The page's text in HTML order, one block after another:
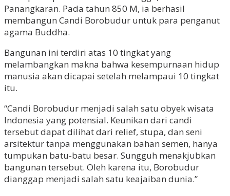
Panangkaran. Pada tahun 850 M, ia berhasil
membangun Candi Borobudur untuk para penganut
agama Buddha.
Bangunan ini terdiri atas 10 tingkat yang
melambangkan makna bahwa kesempurnaan hidup
manusia akan dicapai setelah melampaui 10 tingkat
itu.
“Candi Borobudur menjadi salah satu obyek wisata
Indonesia yang potensial. Keunikan dari candi
tersebut dapat dilihat dari relief, stupa, dan seni
arsitektur tanpa menggunakan bahan semen, hanya
tumpukan batu-batu besar. Sungguh menakjubkan
bangunan tersebut. Oleh karena itu, Borobudur
dianggap menjadi salah satu keajaiban dunia.”